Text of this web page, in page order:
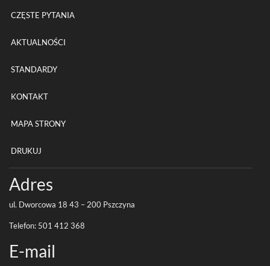
CZĘSTE PYTANIA
AKTUALNOŚCI
STANDARDY
KONTAKT
MAPA STRONY
DRUKUJ
Adres
ul. Dwor­cowa 18 43 – 200 Pszczyna
Tele­fon: 501 412 368
E-​mail